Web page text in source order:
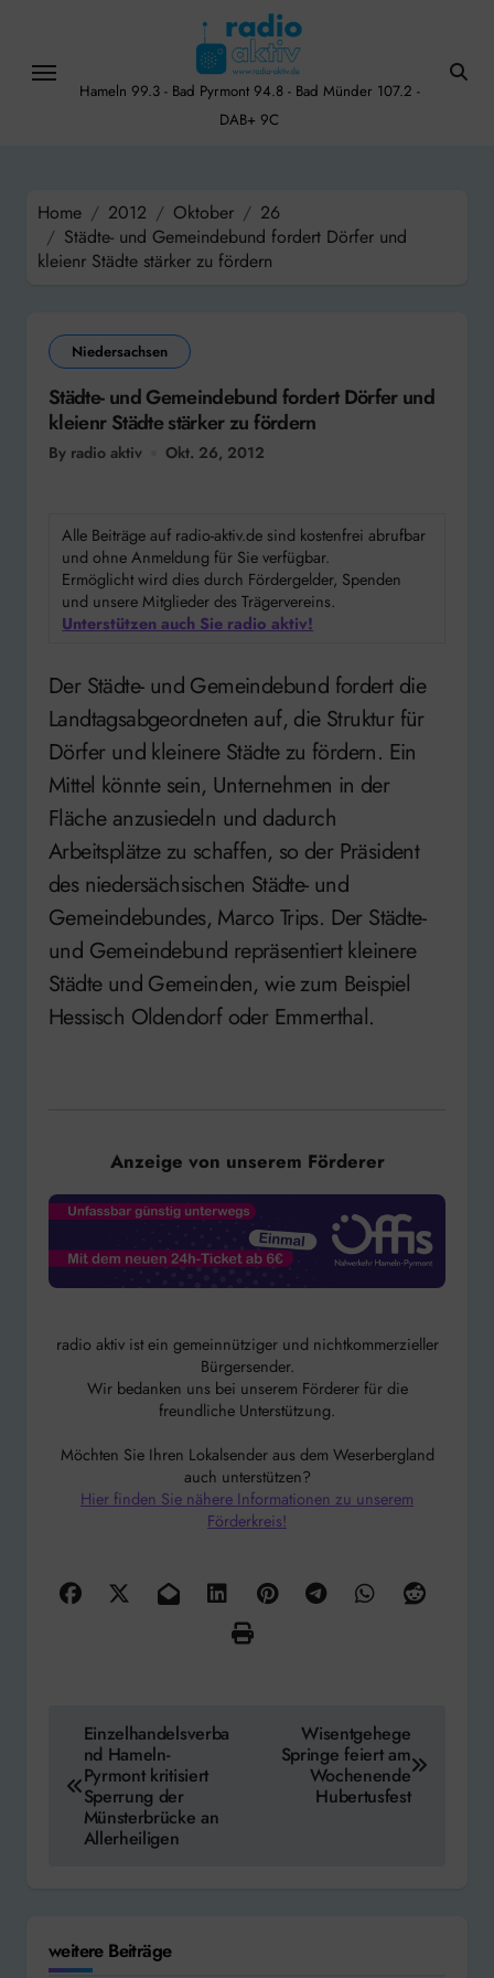
content
Hameln 99.3 - Bad Pyrmont 94.8 - Bad Münder 107.2 -
DAB+ 9C
Home 2012 Oktober
26
Städte- und Gemeindebund fordert Dörfer und
kleienr Städte stärker zu fördern
Niedersachsen
Städte- und Gemeindebund fordert Dörfer und
kleienr Städte stärker zu fördern
By radio aktiv Okt. 26, 2012
Alle Beiträge auf radio-aktiv.de sind kostenfrei abrufbar
und ohne Anmeldung für Sie verfügbar.
Ermöglicht wird dies durch Fördergelder, Spenden
und unsere Mitglieder des Trägervereins.
Unterstützen auch Sie radio aktiv!
Der Städte- und Gemeindebund fordert die
Landtagsabgeordneten auf, die Struktur für
Dörfer und kleinere Städte zu fördern. Ein
Mittel könnte sein, Unternehmen in der
Fläche anzusiedeln und dadurch
Arbeitsplätze zu schaffen, so der Präsident
des niedersächsischen Städte- und
Gemeindebundes, Marco Trips. Der Städte-
und Gemeindebund repräsentiert kleinere
Städte und Gemeinden, wie zum Beispiel
Hessisch Oldendorf oder Emmerthal.
Anzeige von unserem Förderer
radio aktiv ist ein gemeinnütziger und nichtkommerzieller
Bürgersender.
Wir bedanken uns bei unserem Förderer für die
freundliche Unterstützung.
Möchten Sie Ihren Lokalsender aus dem Weserbergland
auch unterstützen?
Hier finden Sie nähere Informationen zu unserem
Förderkreis!
Beitragsnavigation
Einzelhandelsverba
nd Hameln-
Pyrmont kritisiert
Sperrung der
Münsterbrücke an
Allerheiligen
Wisentgehege
Springe feiert am
Wochenende
Hubertusfest
weitere Beiträge